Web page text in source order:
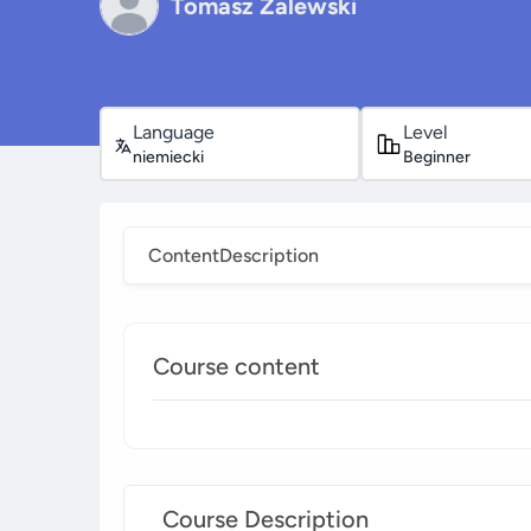
Tomasz Zalewski
Language
niemiecki
Level
Beginner
ContentDescription
Course content
Course Description